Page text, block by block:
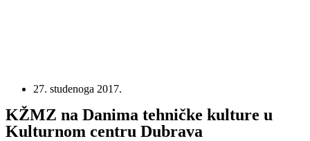
27. studenoga 2017.
KŽMZ na Danima tehničke kulture u
Kulturnom centru Dubrava